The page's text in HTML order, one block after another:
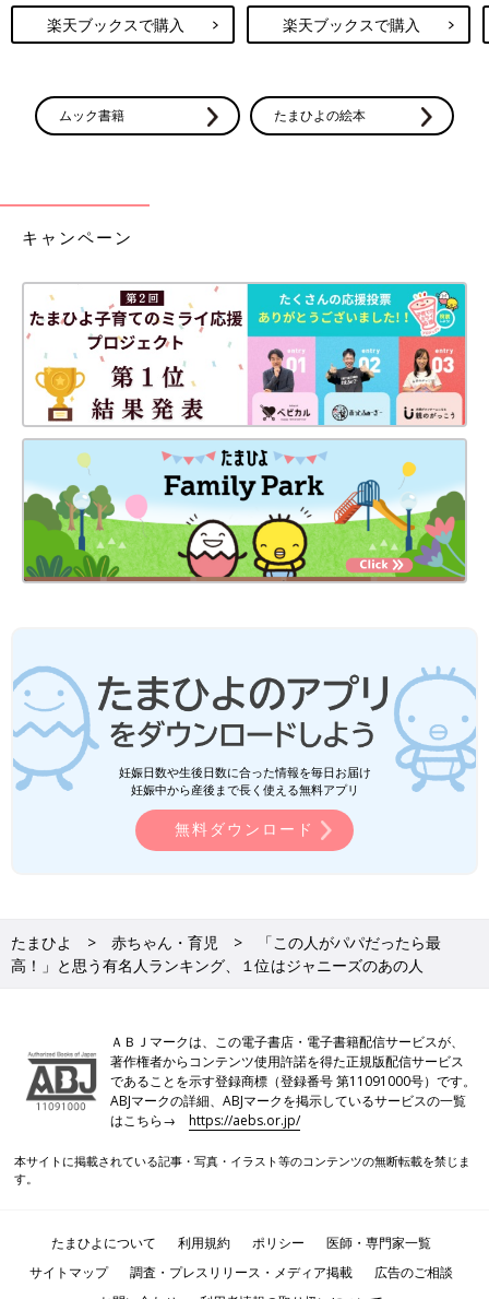
楽天ブックスで購入 楽天ブックスで購入
ムック書籍 たまひよの絵本
キャンペーン
妊娠日数や生後日数に合った情報を毎日お届け
妊娠中から産後まで長く使える無料アプリ
無料ダウンロード
たまひよ 赤ちゃん・育児
「この人がパパだったら最
高！」と思う有名人ランキング、１位はジャニーズのあの人
ＡＢＪマークは、この電子書店・電子書籍配信サービスが、
著作権者からコンテンツ使用許諾を得た正規版配信サービス
であることを示す登録商標（登録番号 第11091000号）です。
ABJマークの詳細、ABJマークを掲示しているサービスの一覧
はこちら→https://aebs.or.jp/
本サイトに掲載されている記事・写真・イラスト等のコンテンツの無断転載を禁じま
す。
たまひよについて 利用規約 ポリシー
医師・専門家一覧
サイトマップ
調査・プレスリリース・メディア掲載
広告のご相談